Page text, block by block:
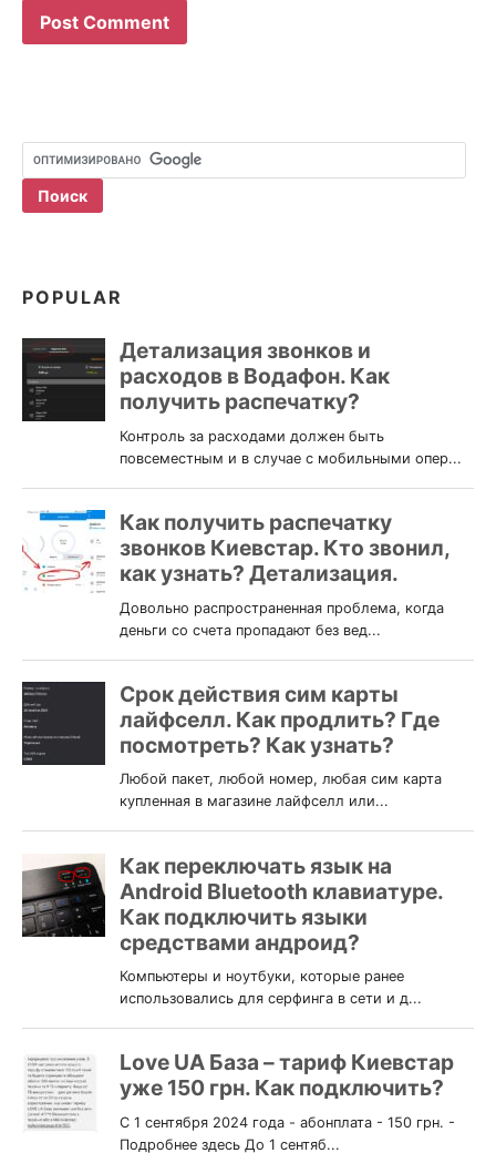
POPULAR